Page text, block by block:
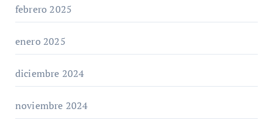
febrero 2025
enero 2025
diciembre 2024
noviembre 2024